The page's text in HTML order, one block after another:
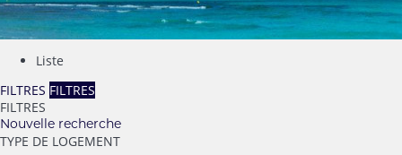
Liste
FILTRES FILTRES
FILTRES
Nouvelle recherche
TYPE DE LOGEMENT